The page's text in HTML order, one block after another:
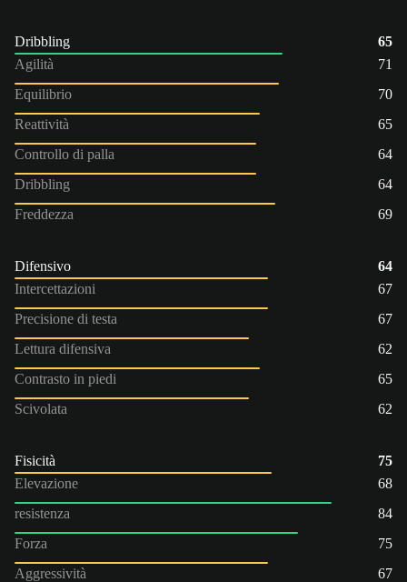
Dribbling
65
Agilità
71
Equilibrio
70
Reattività
65
Controllo di palla
64
Dribbling
64
Freddezza
69
Difensivo
64
Intercettazioni
67
Precisione di testa
67
Lettura difensiva
62
Contrasto in piedi
65
Scivolata
62
Fisicità
75
Elevazione
68
resistenza
84
Forza
75
Aggressività
67